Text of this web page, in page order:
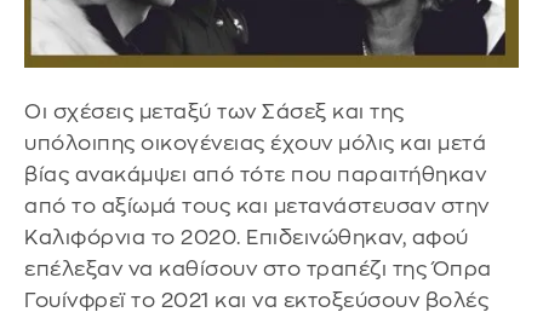
Οι σχέσεις μεταξύ των Σάσεξ και της
υπόλοιπης οικογένειας έχουν μόλις και μετά
βίας ανακάμψει από τότε που παραιτήθηκαν
από το αξίωμά τους και μετανάστευσαν στην
Καλιφόρνια το 2020. Επιδεινώθηκαν, αφού
επέλεξαν να καθίσουν στο τραπέζι της Όπρα
Γουίνφρεϊ το 2021 και να εκτοξεύσουν βολές